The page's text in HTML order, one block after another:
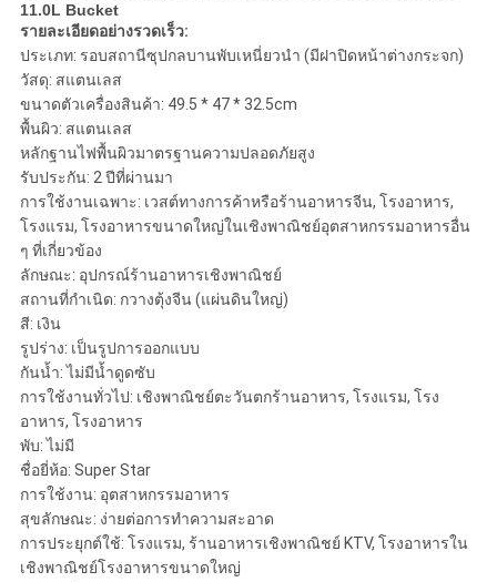
11.0L Bucket
รายละเอียดอย่างรวดเร็ว:
ประเภท: รอบสถานีซุปกลบานพับเหนี่ยวนำ (มีฝาปิดหน้าต่างกระจก)
วัสดุ: สแตนเลส
ขนาดตัวเครื่องสินค้า: 49.5 * 47 * 32.5cm
พื้นผิว: สแตนเลส
หลักฐานไฟพื้นผิวมาตรฐานความปลอดภัยสูง
รับประกัน: 2 ปีที่ผ่านมา
การใช้งานเฉพาะ: เวสต์ทางการค้าหรือร้านอาหารจีน, โรงอาหาร,
โรงแรม, โรงอาหารขนาดใหญ่ในเชิงพาณิชย์อุตสาหกรรมอาหารอื่น
ๆ ที่เกี่ยวข้อง
ลักษณะ: อุปกรณ์ร้านอาหารเชิงพาณิชย์
สถานที่กำเนิด: กวางตุ้งจีน (แผ่นดินใหญ่)
สี: เงิน
รูปร่าง: เป็นรูปการออกแบบ
กันน้ำ: ไม่มีน้ำดูดซับ
การใช้งานทั่วไป: เชิงพาณิชย์ตะวันตกร้านอาหาร, โรงแรม, โรง
อาหาร, โรงอาหาร
พับ: ไม่มี
ชื่อยี่ห้อ: Super Star
การใช้งาน: อุตสาหกรรมอาหาร
สุขลักษณะ: ง่ายต่อการทำความสะอาด
การประยุกต์ใช้: โรงแรม, ร้านอาหารเชิงพาณิชย์ KTV, โรงอาหารใน
เชิงพาณิชย์โรงอาหารขนาดใหญ่